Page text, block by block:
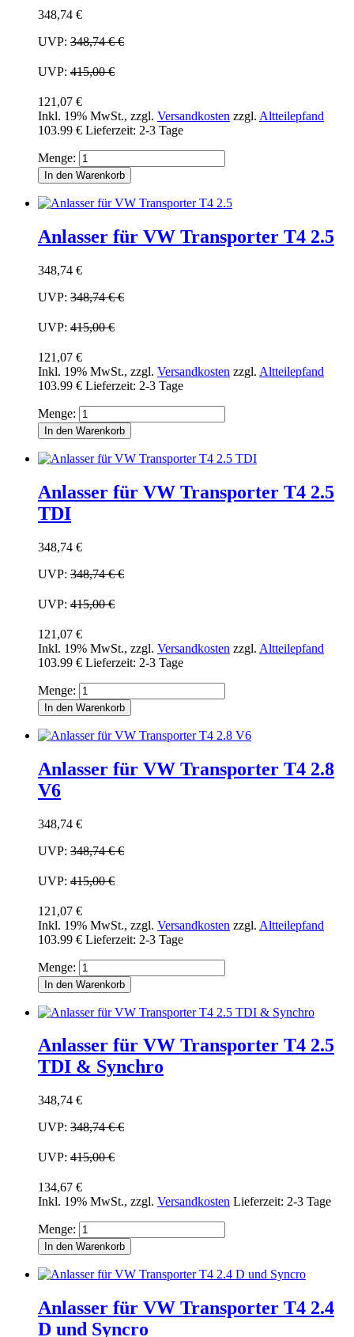
348,74 €
UVP: 348,74 €€
UVP: 415,00 €
121,07 €
Inkl. 19% MwSt., zzgl. Versandkosten zzgl. Altteilepfand
103.99 € Lieferzeit: 2-3 Tage
Menge:
In den Warenkorb
Anlasser für VW Transporter T4 2.5
348,74 €
UVP: 348,74 €€
UVP: 415,00 €
121,07 €
Inkl. 19% MwSt., zzgl. Versandkosten zzgl. Altteilepfand
103.99 € Lieferzeit: 2-3 Tage
Menge:
In den Warenkorb
Anlasser für VW Transporter T4 2.5
TDI
348,74 €
UVP: 348,74 €€
UVP: 415,00 €
121,07 €
Inkl. 19% MwSt., zzgl. Versandkosten zzgl. Altteilepfand
103.99 € Lieferzeit: 2-3 Tage
Menge:
In den Warenkorb
Anlasser für VW Transporter T4 2.8
V6
348,74 €
UVP: 348,74 €€
UVP: 415,00 €
121,07 €
Inkl. 19% MwSt., zzgl. Versandkosten zzgl. Altteilepfand
103.99 € Lieferzeit: 2-3 Tage
Menge:
In den Warenkorb
Anlasser für VW Transporter T4 2.5
TDI & Synchro
348,74 €
UVP: 348,74 €€
UVP: 415,00 €
134,67 €
Inkl. 19% MwSt., zzgl. Versandkosten Lieferzeit: 2-3 Tage
Menge:
In den Warenkorb
Anlasser für VW Transporter T4 2.4
D und Syncro